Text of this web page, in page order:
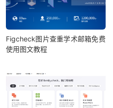
Figcheck图片查重学术邮箱免费
使用图文教程